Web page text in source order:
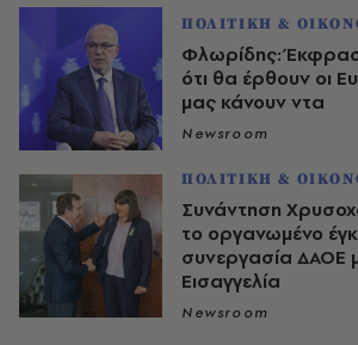
ΠΟΛΙΤΙΚΗ &
Φλωρίδης:
ότι θα έρθουν οι
μας κάνουν ντα
Newsroom
ΠΟΛΙΤΙΚΗ &
Συνάντηση
το οργανωμένο
συνεργασία ΔΑΟΕ
Εισαγγελία
Newsroom